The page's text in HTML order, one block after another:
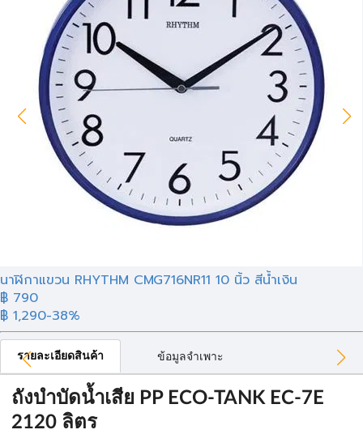
นาฬิกาแขวน RHYTHM CMG716NR11 10 นิ้ว สีน้ำเงิน
฿ 790
฿ 1,290-38%
รายละเอียดสินค้า ข้อมูลจำเพาะ
ถังบำบัดน้ำเสีย PP ECO-TANK EC-7E
2120 ลิตร